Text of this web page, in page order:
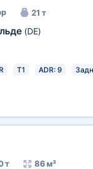
21 т
(DE)
T1 ADR: 9
т 86 м³